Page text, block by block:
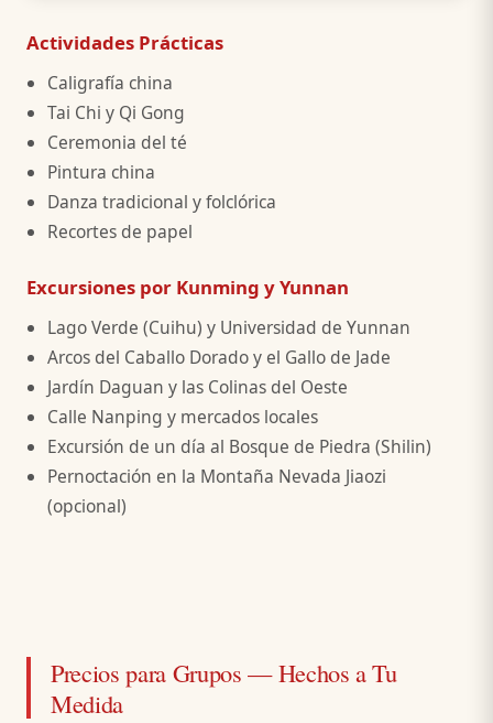
Actividades Prácticas
Caligrafía china
Tai Chi y Qi Gong
Ceremonia del té
Pintura china
Danza tradicional y folclórica
Recortes de papel
Excursiones por Kunming y Yunnan
Lago Verde (Cuihu) y Universidad de Yunnan
Arcos del Caballo Dorado y el Gallo de Jade
Jardín Daguan y las Colinas del Oeste
Calle Nanping y mercados locales
Excursión de un día al Bosque de Piedra (Shilin)
Pernoctación en la Montaña Nevada Jiaozi
(opcional)
Precios para Grupos — Hechos a Tu
Medida